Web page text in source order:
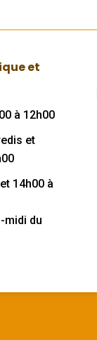
et
à 12h00
et
14h00 à
midi du